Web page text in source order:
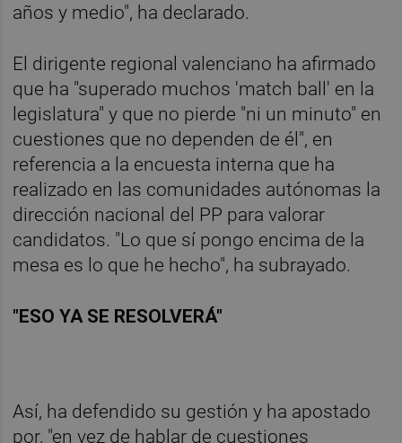
años y medio", ha declarado.
El dirigente regional valenciano ha afirmado
que ha "superado muchos 'match ball' en la
legislatura" y que no pierde "ni un minuto" en
cuestiones que no dependen de él", en
referencia a la encuesta interna que ha
realizado en las comunidades autónomas la
dirección nacional del PP para valorar
candidatos. "Lo que sí pongo encima de la
mesa es lo que he hecho", ha subrayado.
"ESO YA SE RESOLVERÁ"
Así, ha defendido su gestión y ha apostado
por, "en vez de hablar de cuestiones